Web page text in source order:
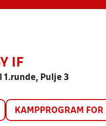
IF
1.runde, Pulje 3
KAMPPROGRAM FOR